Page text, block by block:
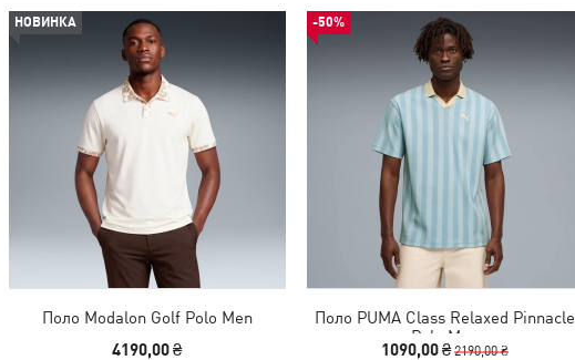
НОВИНКА
Поло Modalon Golf Polo Men
4190,00 ₴
-50%
Поло PUMA Class Relaxed Pinnacle
Polo Men
1090,00 ₴2190,00 ₴